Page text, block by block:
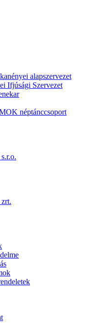
alapszervezet
Ifjúsági Szervezet
néptánccsoport